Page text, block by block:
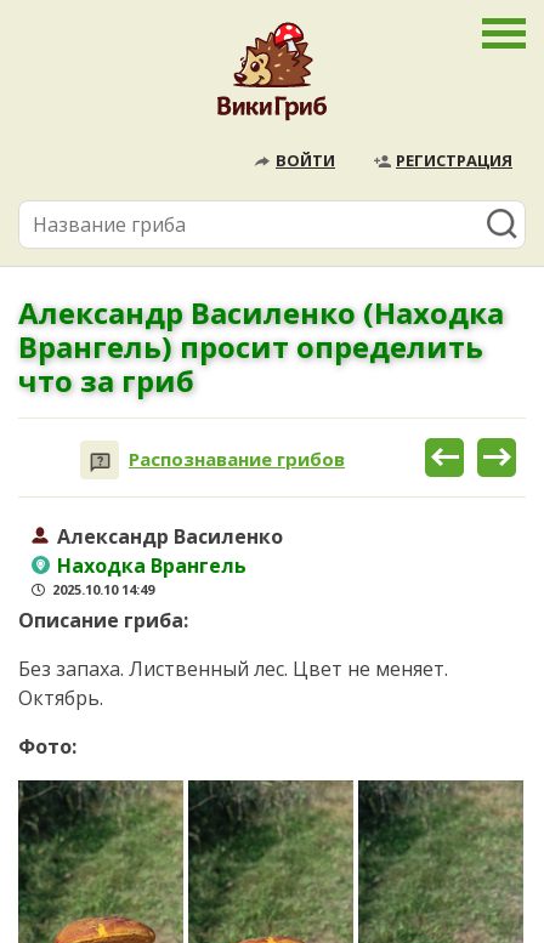
ВОЙТИ РЕГИСТРАЦИЯ
Александр Василенко (Находка
Врангель) просит определить
что за гриб
Распознавание грибов
Александр Василенко
Находка Врангель
2025.10.10 14:49
Описание гриба:
Без запаха. Лиственный лес. Цвет не меняет.
Октябрь.
Фото: